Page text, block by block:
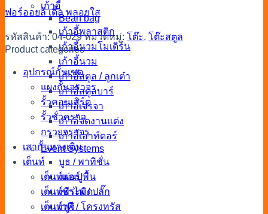
เก้าอี้
Bean bag
เก้าอี้พลาสติก
เก้าอี้นวมโมเดิร์น
เก้าอี้นวม
เก้าอี้สตูล / ลูกเต๋า
เก้าอี้สตูลบาร์
เก้าอี้เจรจา
เก้าอี้จัดงานแต่ง
เก้าอี้เอาท์ดอร์
Event Systems
บูธ / พาทิชั่น
แผ่นปูพื้น
เช่าไฟ / ปลั๊ก
เวที / โครงทรัส
ฟอร์ออยล์ เติ้ล พลอยใส
รหัสสินค้า:04-029 หมวดหมู่: โต๊ะ, โต๊ะสตูล
Product categories
อุปกรณ์กั้นเขต
แผงกั้นจราจร
รั้วคอนเสิร์ต
รั้วชั่วคราว
กรวยจราจร
เสากั้นทางเดิน
เต็นท์
เต็นท์แอร์
เต็นท์พีระมิด
เต็นท์ฟูจิ